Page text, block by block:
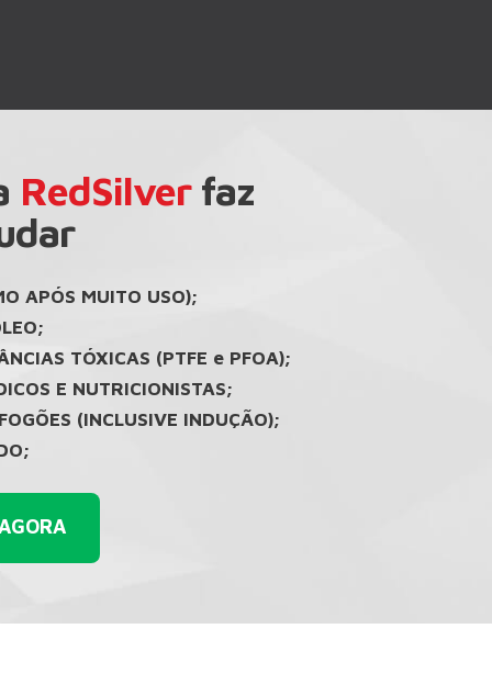
RedSilverfaz
APÓS MUITO USO);
TÓXICAS (PTFE e PFOA);
E NUTRICIONISTAS;
(INCLUSIVE INDUÇÃO);